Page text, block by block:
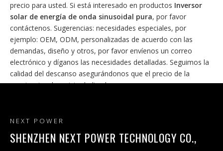
precio para usted. Si está interesado en productos Inversor
solar de energía de onda sinusoidal pura, por favor
contáctenos. Sugerencias: necesidades especiales, por
ejemplo: OEM, ODM, personalizadas de acuerdo con las
demandas, diseño y otros, por favor envíenos un correo
electrónico y díganos las necesidades detalladas. Seguimos la
calidad del descanso asegurándonos que el precio de la
conciencia, el servicio dedicado.
NEXT POWER
SHENZHEN NEXT POWER TECHNOLOGY CO.,